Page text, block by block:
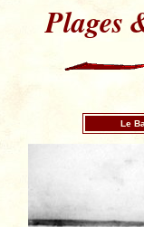
Plages
Le